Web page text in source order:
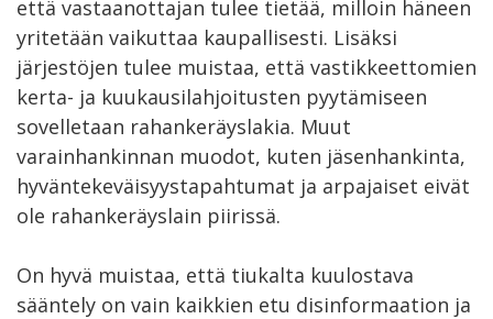
että vastaanottajan tulee tietää, milloin häneen
yritetään vaikuttaa kaupallisesti. Lisäksi
järjestöjen tulee muistaa, että vastikkeettomien
kerta- ja kuukausilahjoitusten pyytämiseen
sovelletaan rahankeräyslakia. Muut
varainhankinnan muodot, kuten jäsenhankinta,
hyväntekeväisyystapahtumat ja arpajaiset eivät
ole rahankeräyslain piirissä.
On hyvä muistaa, että tiukalta kuulostava
sääntely on vain kaikkien etu disinformaation ja